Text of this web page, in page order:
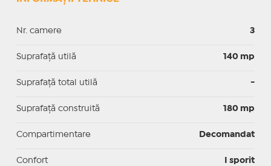
Nr. camere 3
Suprafaţă utilă 140 mp
Suprafaţă total utilă -
Suprafaţă construită 180 mp
Compartimentare Decomandat
Confort I sporit